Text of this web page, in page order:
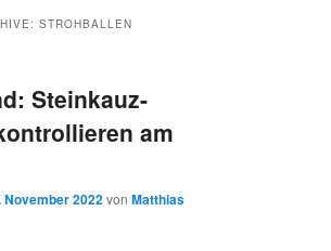
STROHBALLEN
Steinkauz-
am
November 2022vonMatthias